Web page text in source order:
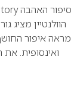
מראה איפור
ואינסופית.